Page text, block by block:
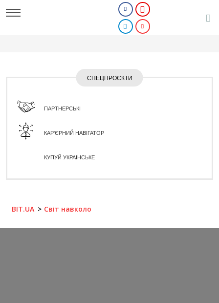
СПЕЦПРОЄКТИ
ПАРТНЕРСЬКІ
КАР'ЄРНИЙ НАВІГАТОР
КУПУЙ УКРАЇНСЬКЕ
BIT.UA Світ навколо